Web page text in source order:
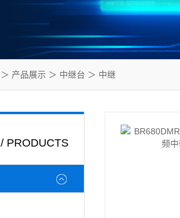
＞ 产品展示 ＞ 中继台 ＞ 中继
/ PRODUCTS